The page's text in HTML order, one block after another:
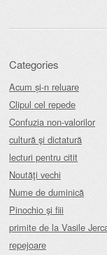
Categories
Acum și-n reluare
Clipul cel repede
Confuzia non-valorilor
cultură şi dictatură
lecturi pentru citit
Noutăţi vechi
Nume de duminică
Pinochio şi fiii
primite de la Vasile
repejoare